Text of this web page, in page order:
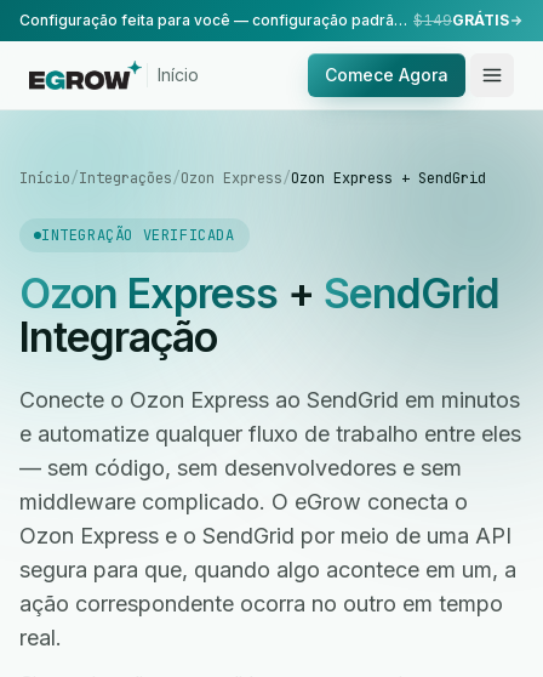
Configuração feita para você — configuração padrão, realizada pela nossa equipe. $149GRÁTIS
Início Comece Agora
Início/Integrações/Ozon Express/Ozon Express + SendGrid
INTEGRAÇÃO VERIFICADA
Ozon Express+ SendGrid
Integração
Conecte o Ozon Express ao SendGrid em minutos
e automatize qualquer fluxo de trabalho entre eles
— sem código, sem desenvolvedores e sem
middleware complicado. O eGrow conecta o
Ozon Express e o SendGrid por meio de uma API
segura para que, quando algo acontece em um, a
ação correspondente ocorra no outro em tempo
real.